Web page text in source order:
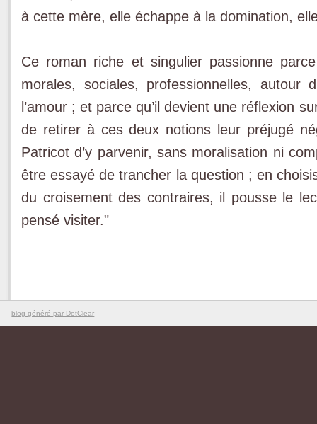
à cette mère, elle échappe à la domination,
Ce roman riche et singulier passionne
morales, sociales, professionnelles,
l’amour ; et parce qu’il devient une réflexion
de retirer à ces deux notions leur préjugé
Patricot d’y parvenir, sans moralisation ni
être essayé de trancher la question ; en
du croisement des contraires, il pousse le
pensé visiter."
blog généré par DotClear